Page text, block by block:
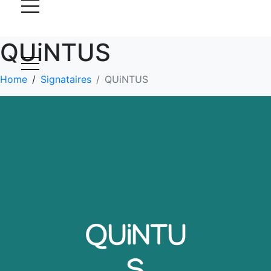
QUiNTUS
Home Signataires QUiNTUS
QUiNTU